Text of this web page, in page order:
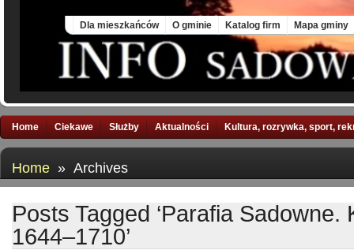
Dla mieszkańców O gminie Katalog firm Mapa gminy
Home Ciekawe Służby Aktualności Kultura, rozrywka, sport,
Home » Archives
Posts Tagged ‘Parafia Sadowne.
1644–1710’